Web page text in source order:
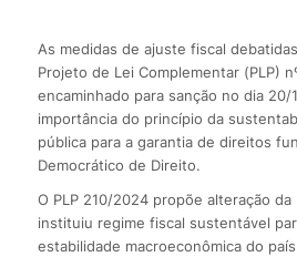
As medidas de ajuste fiscal
Projeto de Lei Complementar (PLP)
encaminhado para sanção no dia 20/
importância do princípio da
pública para a garantia de direitos
Democrático de Direito.
O PLP 210/2024 propõe alteração
instituiu regime fiscal sustentável
estabilidade macroeconômica do